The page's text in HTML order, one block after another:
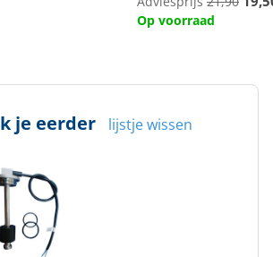
Op voorraad
je eerder lijstje wissen